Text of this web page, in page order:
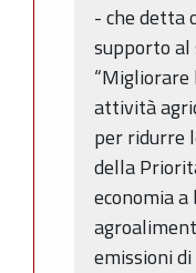
- che detta
supporto al
“Migliorare
attività
per ridurre
della
economia
emissioni